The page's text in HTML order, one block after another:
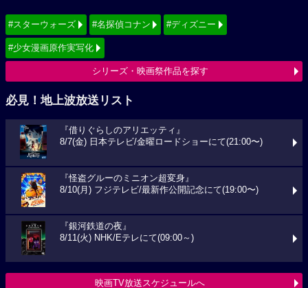
#スターウォーズ #名探偵コナン #ディズニー
#少女漫画原作実写化
シリーズ・映画祭作品を探す
必見！地上波放送リスト
『借りぐらしのアリエッティ』
8/7(金) 日本テレビ/金曜ロードショーにて(21:00〜)
『怪盗グルーのミニオン超変身』
8/10(月) フジテレビ/最新作公開記念にて(19:00〜)
『銀河鉄道の夜』
8/11(火) NHK/Eテレにて(09:00～)
映画TV放送スケジュールへ